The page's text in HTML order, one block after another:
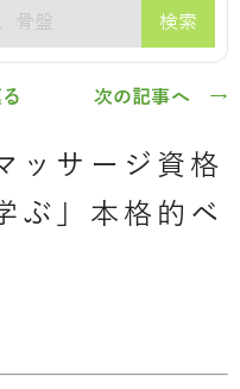
検索
次の記事へ →
ッサージ資格
ぶ」本格的ベ